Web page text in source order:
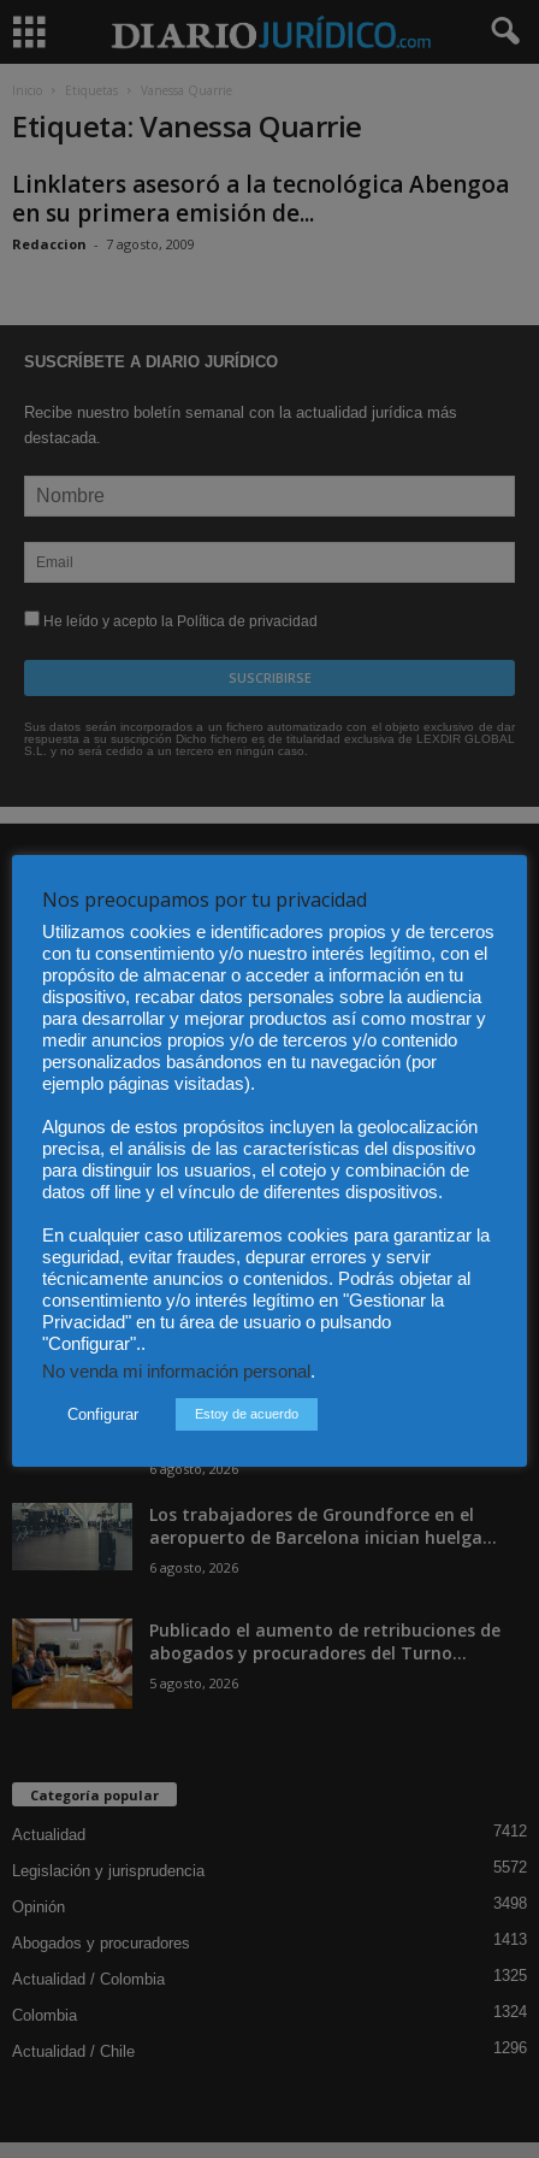
Inicio Etiquetas Vanessa Quarrie
Etiqueta: Vanessa Quarrie
Linklaters asesoró a la tecnológica Abengoa
en su primera emisión de...
Redaccion - 7 agosto, 2009
SUSCRÍBETE A DIARIO JURÍDICO
Recibe nuestro boletín semanal con la actualidad jurídica más
destacada.
He leído y acepto la Política de privacidad
Sus datos serán incorporados a un fichero automatizado con el objeto exclusivo de dar
respuesta a su suscripción Dicho fichero es de titularidad exclusiva de LEXDIR GLOBAL
S.L. y no será cedido a un tercero en ningún caso.
Audiencia y Publicidad
Quiénes somos
Legal
Privacidad
Contacto
Contáctanos: info@diariojuridico.com
Incluso más noticias
responsabilidades penales por una
prevención deficiente...
6 agosto, 2026
Los trabajadores de Groundforce en el
aeropuerto de Barcelona inician huelga...
6 agosto, 2026
Publicado el aumento de retribuciones de
abogados y procuradores del Turno...
5 agosto, 2026
Categoría popular
Actualidad 7412
Legislación y jurisprudencia 5572
Opinión 3498
Abogados y procuradores 1413
Actualidad / Colombia 1325
Colombia 1324
Actualidad / Chile 1296
Nos preocupamos por tu privacidad
Utilizamos cookies e identificadores propios y de terceros
con tu consentimiento y/o nuestro interés legítimo, con el
propósito de almacenar o acceder a información en tu
dispositivo, recabar datos personales sobre la audiencia
para desarrollar y mejorar productos así como mostrar y
medir anuncios propios y/o de terceros y/o contenido
personalizados basándonos en tu navegación (por
ejemplo páginas visitadas).
Algunos de estos propósitos incluyen la geolocalización
precisa, el análisis de las características del dispositivo
para distinguir los usuarios, el cotejo y combinación de
datos off line y el vínculo de diferentes dispositivos.
En cualquier caso utilizaremos cookies para garantizar la
seguridad, evitar fraudes, depurar errores y servir
técnicamente anuncios o contenidos. Podrás objetar al
consentimiento y/o interés legítimo en "Gestionar la
Privacidad" en tu área de usuario o pulsando
"Configurar"..
No venda mi información personal.
Configurar Estoy de acuerdo